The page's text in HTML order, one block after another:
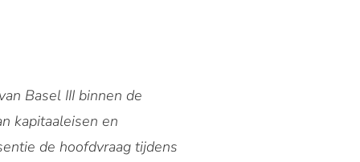
Basel III binnen de
kapitaaleisen en
de hoofdvraag tijdens